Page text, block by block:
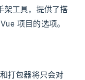
架工具，提供了搭
项目的选项。
打包器将只会对